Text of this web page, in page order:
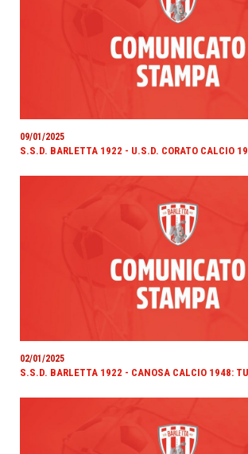
09/01/2025
S.S.D. BARLETTA 1922 - U.S.D. CORATO CALCIO
02/01/2025
S.S.D. BARLETTA 1922 - CANOSA CALCIO 1948: